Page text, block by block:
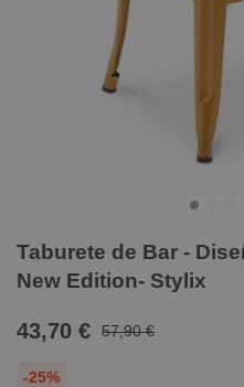
Taburete de Bar -
New Edition- Stylix
43,70 € 57,90 €
-25%